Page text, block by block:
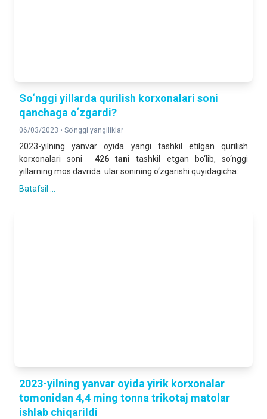
So‘nggi yillarda qurilish korxonalari soni
qanchaga o‘zgardi?
06/03/2023 • So'nggi yangiliklar
2023-yilning yanvar oyida yangi tashkil etilgan qurilish
korxonalari soni
426 tanitashkil etgan bo‘lib, so‘nggi
yillarning mos davrida ular sonining o‘zgarishi quyidagicha:
Batafsil ...
2023-yilning yanvar oyida yirik korxonalar
tomonidan 4,4 ming tonna trikotaj matolar
ishlab chiqarildi